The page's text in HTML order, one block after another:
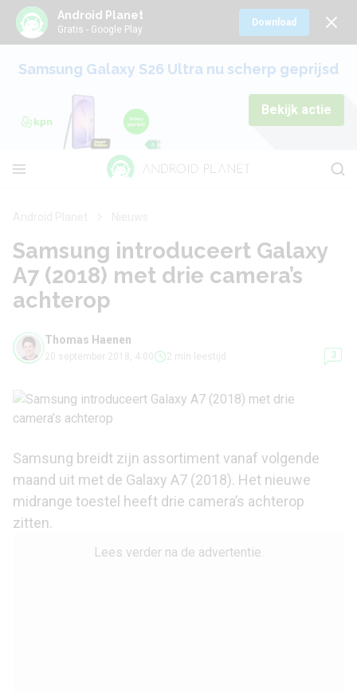
Android Planet
Gratis - Google Play
Download
Samsung Galaxy S26 Ultra nu scherp geprijsd
Bekijk actie
Samsung introduceert Galaxy
A7 (2018) met drie camera’s
achterop
Thomas Haenen
20 september 2018, 4:00 2 min leestijd 3
Samsung breidt zijn assortiment vanaf volgende
maand uit met de Galaxy A7 (2018). Het nieuwe
midrange toestel heeft drie camera’s achterop
zitten.
Lees verder na de advertentie.